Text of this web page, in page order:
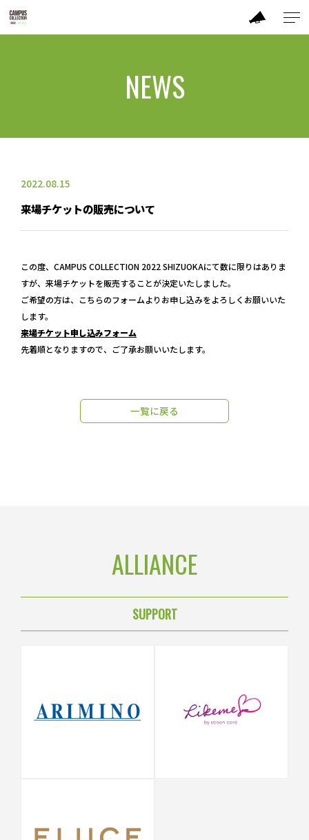
BRAND
PERFORMANCE
TIME TABLE
TICKET / ACCESS
CONTACT
NEWS
2022.08.15
来場チケットの販売について
この度、CAMPUS COLLECTION 2022 SHIZUOKAにて数に限りはありま
すが、来場チケットを販売することが決定いたしました。
ご希望の方は、こちらのフォームよりお申し込みをよろしくお願いいた
します。
来場チケット申し込みフォーム
先着順となりますので、ご了承お願いいたします。
一覧に戻る
ALLIANCE
SUPPORT